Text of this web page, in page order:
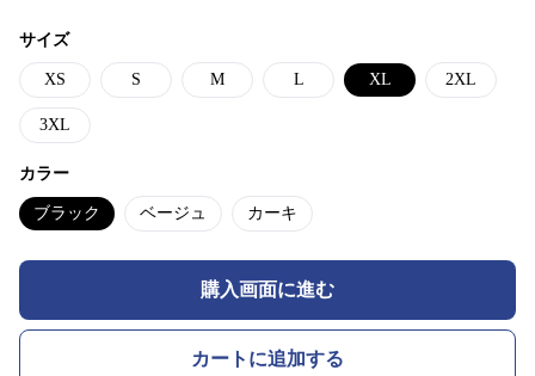
サイズ
XS S M L XL 2XL
3XL
カラー
ブラック ベージュ カーキ
購入画面に進む
カートに追加する